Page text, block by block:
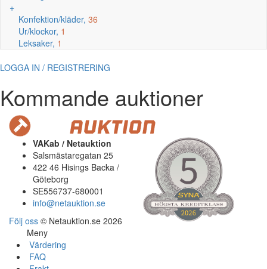
+
Konfektion/kläder, 36
Ur/klockor, 1
Leksaker, 1
LOGGA IN / REGISTRERING
Kommande auktioner
VAKab / Netauktion
Salsmästaregatan 25
422 46 Hisings Backa /
Göteborg
SE556737-680001
info@netauktion.se
Följ oss © Netauktion.se 2026
Meny
Värdering
FAQ